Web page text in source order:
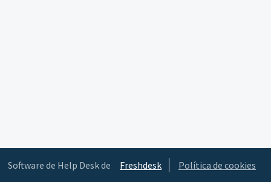
Software de Help Desk de Freshdesk Política de cookies